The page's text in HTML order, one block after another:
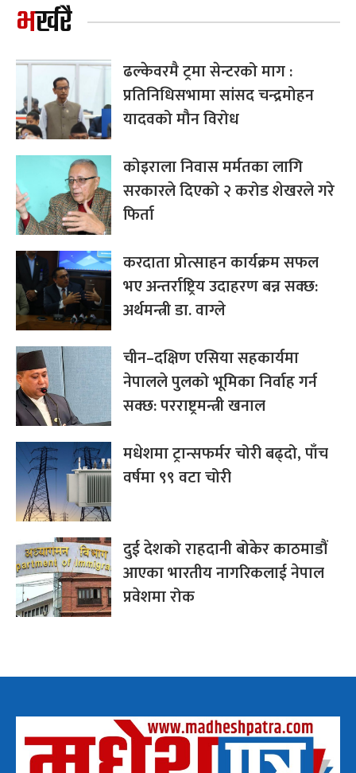
भर्खरै
ढल्केवरमै ट्रमा सेन्टरको माग :
प्रतिनिधिसभामा सांसद चन्द्रमोहन
यादवको मौन विरोध
कोइराला निवास मर्मतका लागि
सरकारले दिएको २ करोड शेखरले गरे
फिर्ता
करदाता प्रोत्साहन कार्यक्रम सफल
भए अन्तर्राष्ट्रिय उदाहरण बन्न सक्छ:
अर्थमन्त्री डा. वाग्ले
चीन–दक्षिण एसिया सहकार्यमा
नेपालले पुलको भूमिका निर्वाह गर्न
सक्छ: परराष्ट्रमन्त्री खनाल
मधेशमा ट्रान्सफर्मर चोरी बढ्दो, पाँच
वर्षमा ९९ वटा चोरी
दुई देशको राहदानी बोकेर काठमाडौं
आएका भारतीय नागरिकलाई नेपाल
प्रवेशमा रोक